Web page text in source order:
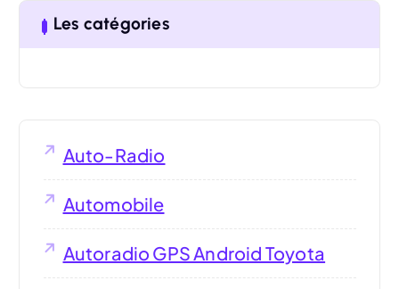
Les catégories
Auto-Radio
Automobile
Autoradio GPS Android Toyota